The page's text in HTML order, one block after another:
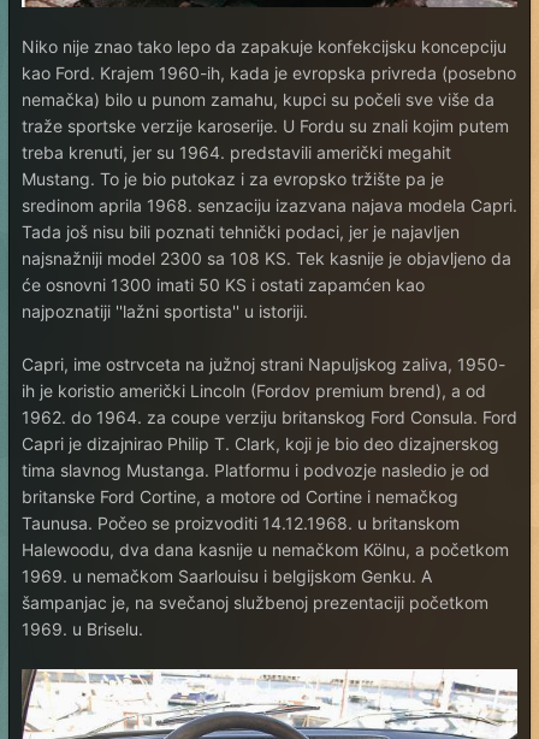
Niko nije znao tako lepo da zapakuje konfekcijsku koncepciju
kao Ford. Krajem 1960-ih, kada je evropska privreda (posebno
nemačka) bilo u punom zamahu, kupci su počeli sve više da
traže sportske verzije karoserije. U Fordu su znali kojim putem
treba krenuti, jer su 1964. predstavili američki megahit
Mustang. To je bio putokaz i za evropsko tržište pa je
sredinom aprila 1968. senzaciju izazvana najava modela Capri.
Tada još nisu bili poznati tehnički podaci, jer je najavljen
najsnažniji model 2300 sa 108 KS. Tek kasnije je objavljeno da
će osnovni 1300 imati 50 KS i ostati zapamćen kao
najpoznatiji ''lažni sportista'' u istoriji.
Capri, ime ostrvceta na južnoj strani Napuljskog zaliva, 1950-
ih je koristio američki Lincoln (Fordov premium brend), a od
1962. do 1964. za coupe verziju britanskog Ford Consula. Ford
Capri je dizajnirao Philip T. Clark, koji je bio deo dizajnerskog
tima slavnog Mustanga. Platformu i podvozje nasledio je od
britanske Ford Cortine, a motore od Cortine i nemačkog
Taunusa. Počeo se proizvoditi 14.12.1968. u britanskom
Halewoodu, dva dana kasnije u nemačkom Kölnu, a početkom
1969. u nemačkom Saarlouisu i belgijskom Genku. A
šampanjac je, na svečanoj službenoj prezentaciji početkom
1969. u Briselu.